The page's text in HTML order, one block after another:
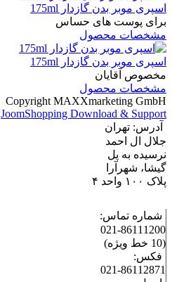
اسپری موبر بدن گازدار 175ml
برای پوست های حساس
مشخصات محصول
اسپری موبر بدن گازدار 175ml
مخصوص آقایان
مشخصات محصول
Copyright MAXXmarketing GmbH
JoomShopping Download & Support
آدرس: تهران
جلال ال احمد
نرسیده به پل
گیشا، شهرآرا
پلاک ۱۰۰ واحد ۴
شماره تماس:
86111200-021
(10 خط ویژه)
فکس:
86112871-021